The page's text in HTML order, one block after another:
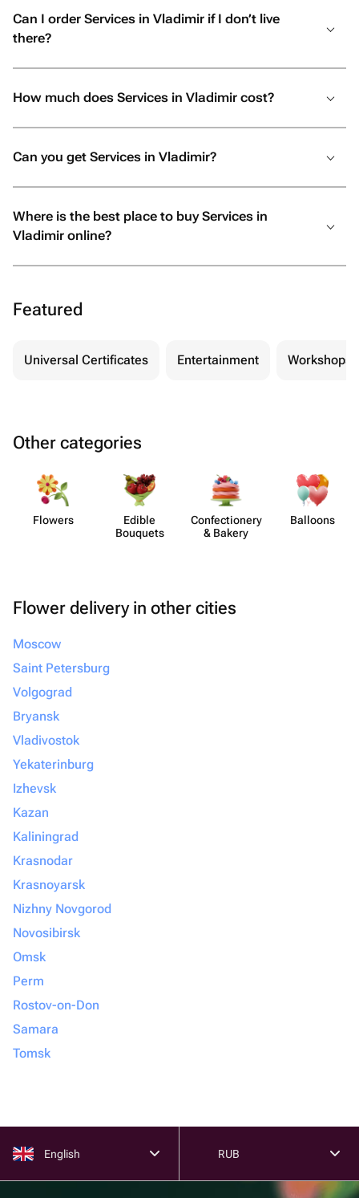
Can I order Services in Vladimir if I don’t live
there?
How much does Services in Vladimir cost?
Can you get Services in Vladimir?
Where is the best place to buy Services in
Vladimir online?
Featured
Universal Certificates Entertainment Workshops
Other categories
Flowers
Edible
Bouquets
Confect​ionery
& Bakery
Balloons
Flower delivery in other cities
Moscow
Saint Petersburg
Volgograd
Bryansk
Vladivostok
Yekaterinburg
Izhevsk
Kazan
Kaliningrad
Krasnodar
Krasnoyarsk
Nizhny Novgorod
Novosibirsk
Omsk
Perm
Rostov-on-Don
Samara
Tomsk
English RUB